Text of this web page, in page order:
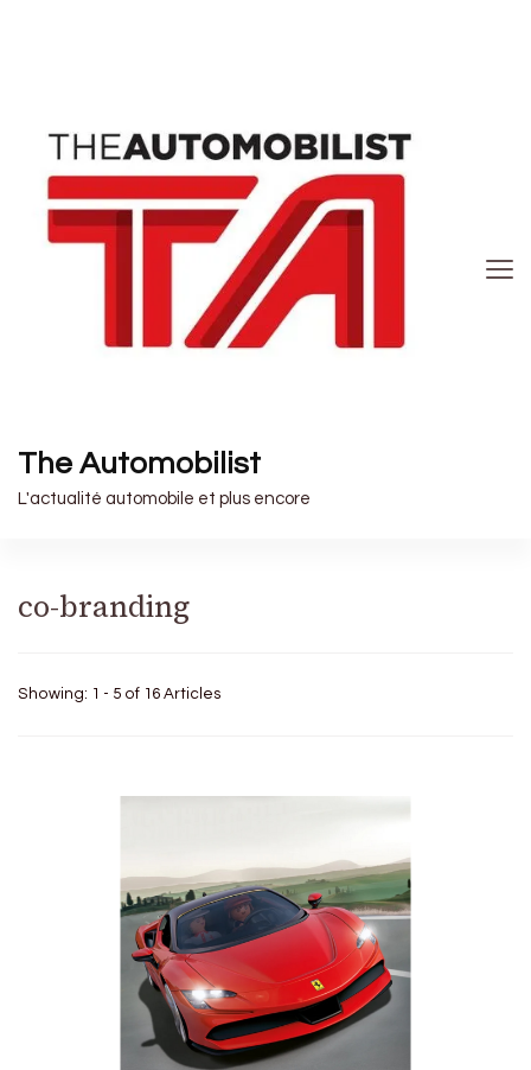
The Automobilist
L'actualité automobile et plus encore
co-branding
Showing: 1 - 5 of 16 Articles